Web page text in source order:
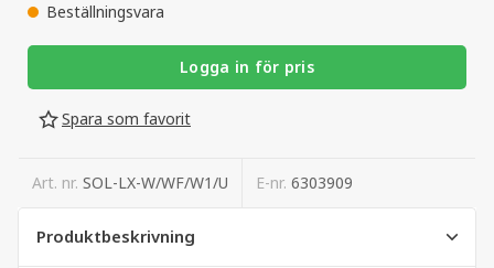
Beställningsvara
Logga in för pris
Spara som favorit
Art. nr. SOL-LX-W/WF/W1/U E-nr. 6303909
Produktbeskrivning